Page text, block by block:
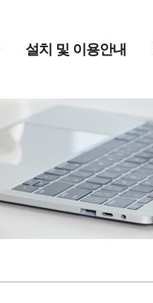
설치 및 이용안내